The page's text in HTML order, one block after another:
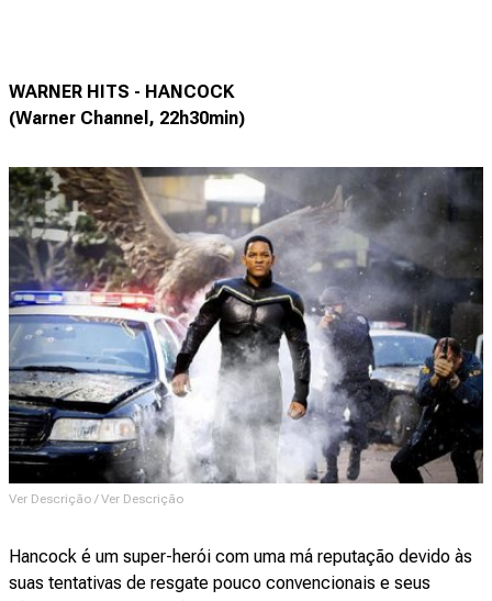
WARNER HITS - HANCOCK
(Warner Channel, 22h30min)
Ver Descrição / Ver Descrição
Hancock é um super-herói com uma má reputação devido às
suas tentativas de resgate pouco convencionais e seus